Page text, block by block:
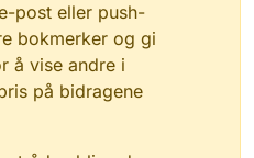
post eller push-
bokmerker og gi
å vise andre i
på bidragene